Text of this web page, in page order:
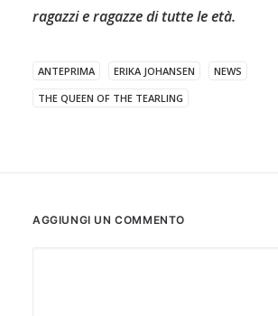
ragazzi e ragazze di tutte le età.
ANTEPRIMA ERIKA JOHANSEN
NEWS
THE QUEEN OF THE TEARLING
AGGIUNGI UN COMMENTO